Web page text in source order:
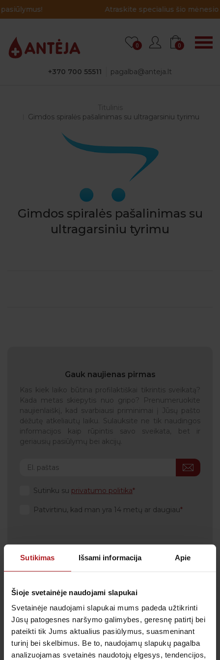
Sutikimas Išsami informacija Apie
Šioje svetainėje naudojami slapukai
Svetainėje naudojami slapukai mums padeda užtikrinti
Jūsų patogesnes naršymo galimybes, geresnę patirtį bei
pateikti tik Jums aktualius pasiūlymus, suasmeninant
turinį bei skelbimus. Be to, naudojamų slapukų pagalba
analizuojamas svetainės naudotojų elgesys, tendencijos,
Atraskite specialius šio mėnesio pasiūlymus!
+370 700 55511 pagalba@anteja.lt
0 0
Titulinis
Gimdos spiralės pašalinimas su ultragarsiniu tyrimu
Gimdos spiralės pašalinimas su
ultragarsiniu tyrimu
Gauk naujienas pirmas
Kas kiek laiko būtina profilaktiškai tikrintis sveikatą?
Kada metas skiepytis nuo gripo? Prenumeruokite
naujienlaiškį, kad svarbiausi priminimai į Jūsų pašto
dėžutę atkeliautų laiku. Sulauksite ne tik naudingos
informacijos kaip rūpintis savo sveikata, bet ir
geriausių pasiūlymų bei akcijų.
Sutinku su privatumo politika
Patvirtinu, kad man yra 14 metų ar daugiau
Tel.: (iš užsienio)00-370-37-245330
Skambučiai į klientų aptarnavimo centro numerį
apmokestinami pagal Jūsų ryšio operatoriaus
taikomą tarifą.
El. paštas:pagalba@anteja.lt